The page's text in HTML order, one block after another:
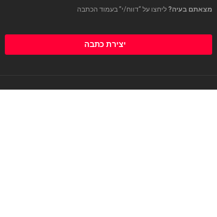
מצאתם בעיה? ליחצו על “דווח/י” בעמוד הכתבה
יצירת כתבה